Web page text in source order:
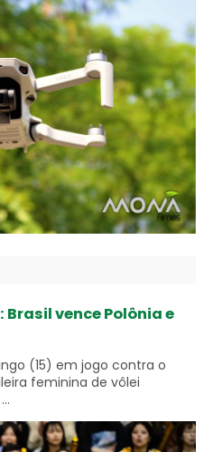
Brasil vence Polônia e
(15) em jogo contra o
feminina de vôlei